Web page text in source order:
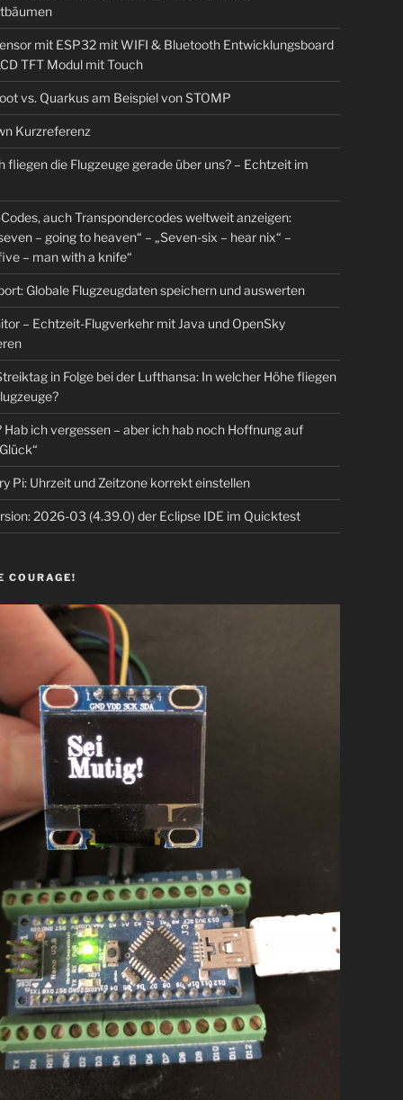
mit ESP32 mit WIFI & Bluetooth Entwicklungsboard
TFT Modul mit Touch
vs. Quarkus am Beispiel von STOMP
Kurzreferenz
fliegen die Flugzeuge gerade über uns? – Echtzeit im
auch Transpondercodes weltweit anzeigen:
– going to heaven“ – „Seven-six – hear nix“ –
– man with a knife“
Globale Flugzeugdaten speichern und auswerten
– Echtzeit-Flugverkehr mit Java und OpenSky
in Folge bei der Lufthansa: In welcher Höhe fliegen
Hab ich vergessen – aber ich hab noch Hoffnung auf
Pi: Uhrzeit und Zeitzone korrekt einstellen
2026-03 (4.39.0) der Eclipse IDE im Quicktest
COURAGE!